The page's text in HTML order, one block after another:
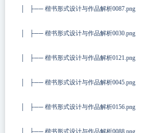
│ ├── 楷书形式设计与作品解析0087.png
│ ├── 楷书形式设计与作品解析0030.png
│ ├── 楷书形式设计与作品解析0121.png
│ ├── 楷书形式设计与作品解析0045.png
│ ├── 楷书形式设计与作品解析0156.png
│ ├── 楷书形式设计与作品解析0088.png